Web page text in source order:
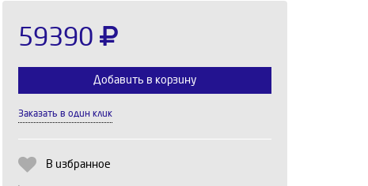
59390
Добавить в корзину
Заказать в один клик
В избранное